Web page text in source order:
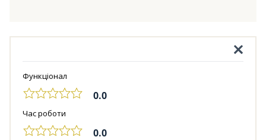
Функціонал
0.0
Час роботи
0.0